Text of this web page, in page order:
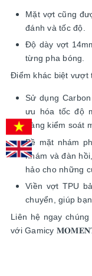
Mặt vợt cũng
đánh và tốc độ.
Độ dày vợt
từng pha bóng.
Điểm khác biệt
Sử dụng
ưu hóa tốc độ
dàng kiểm soát
Bề mặt nhám
nhám và đàn
hảo cho những
Viền vợt TPU
chuyển, giúp
Liên hệ ngay
với Gamicy